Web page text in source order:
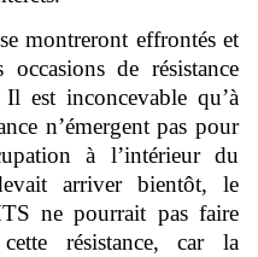
montreront effrontés et
de résistance
est inconcevable qu’à
n’émergent pas pour
à l’intérieur du
arriver bientôt, le
ne pourrait pas faire
résistance, car la